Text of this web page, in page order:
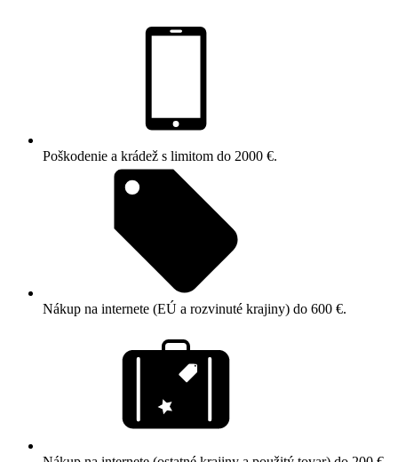
Poškodenie a krádež s limitom do 2000 €.
Nákup na internete (EÚ a rozvinuté krajiny) do 600 €.